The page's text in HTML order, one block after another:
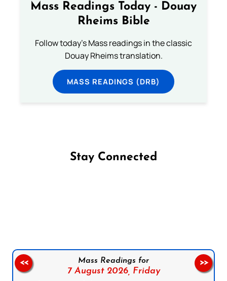
Mass Readings Today - Douay
Rheims Bible
Follow today's Mass readings in the classic
Douay Rheims translation.
MASS READINGS (DRB)
Stay Connected
Mass Readings for
7 August 2026, Friday
<< >>